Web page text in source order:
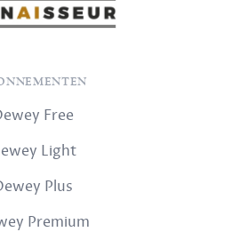
Free
Light
Plus
Premium